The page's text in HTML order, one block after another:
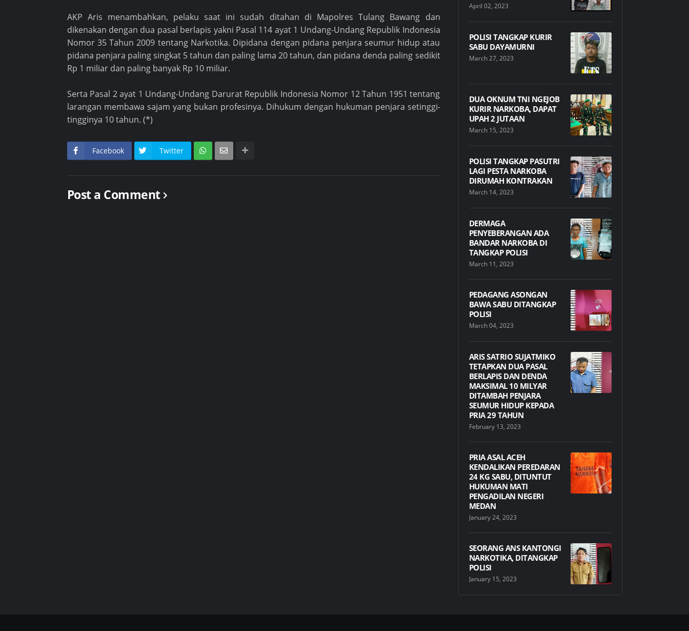
AKP Aris menambahkan, pelaku saat ini sudah ditahan di Mapolres Tulang Bawang dan
dikenakan dengan dua pasal berlapis yakni Pasal 114 ayat 1 Undang-Undang Republik Indonesia
Nomor 35 Tahun 2009 tentang Narkotika. Dipidana dengan pidana penjara seumur hidup atau
pidana penjara paling singkat 5 tahun dan paling lama 20 tahun, dan pidana denda paling sedikit
Rp 1 miliar dan paling banyak Rp 10 miliar.
Serta Pasal 2 ayat 1 Undang-Undang Darurat Republik Indonesia Nomor 12 Tahun 1951 tentang
larangan membawa sajam yang bukan profesinya. Dihukum dengan hukuman penjara setinggi-
tingginya 10 tahun. (*)
Facebook Twitter
Post a Comment
April 02, 2023
POLISI TANGKAP KURIR
SABU DAYAMURNI
March 27, 2023
DUA OKNUM TNI NGEJOB
KURIR NARKOBA, DAPAT
UPAH 2 JUTAAN
March 15, 2023
POLISI TANGKAP PASUTRI
LAGI PESTA NARKOBA
DIRUMAH KONTRAKAN
March 14, 2023
DERMAGA
PENYEBERANGAN ADA
BANDAR NARKOBA DI
TANGKAP POLISI
March 11, 2023
PEDAGANG ASONGAN
BAWA SABU DITANGKAP
POLISI
March 04, 2023
ARIS SATRIO SUJATMIKO
TETAPKAN DUA PASAL
BERLAPIS DAN DENDA
MAKSIMAL 10 MILYAR
DITAMBAH PENJARA
SEUMUR HIDUP KEPADA
PRIA 29 TAHUN
February 13, 2023
PRIA ASAL ACEH
KENDALIKAN PEREDARAN
24 KG SABU, DITUNTUT
HUKUMAN MATI
PENGADILAN NEGERI
MEDAN
January 24, 2023
SEORANG ANS KANTONGI
NARKOTIKA, DITANGKAP
POLISI
January 15, 2023